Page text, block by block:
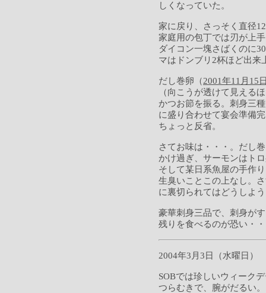
しくなっていた。
家に戻り、さっそく直径
家庭用の包丁では刃が上
ダイコン一塊さばくのに
マはドンブリ2杯ほど出来
だし巻卵（2001年11月15
（向こうが透けて見える
かつお節を振る。刺身三
に盛り合わせて宴会準備
ちょっと反省。
さてお味は・・・。だし
かけ過ぎ、サーモンはト
そして某日系魚屋の手作
生臭いことこの上なし。
に裏切られてはどうしよ
豪華刺身三品で、刺身が
残りを食べるのが恐い・
2004年3月3日（水曜日）
SOBでは珍しいウィーク
つらむきで、腕がだるい。